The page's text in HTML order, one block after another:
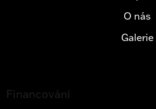
O nás
Galerie
Financování